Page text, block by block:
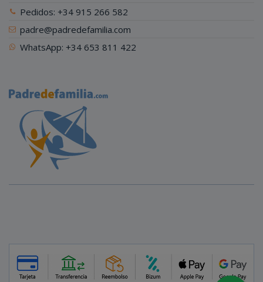
Pedidos: +34 915 266 582
padre@padredefamilia.com
WhatsApp: +34 653 811 422